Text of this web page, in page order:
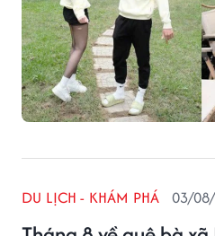
DU LỊCH - KHÁM PHÁ 03/